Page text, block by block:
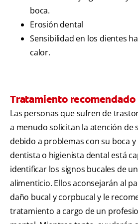
boca.
Erosión dental
Sensibilidad en los dientes
calor.
Tratamiento recomendado
Las personas que sufren de
a menudo solicitan la atención de
debido a problemas con su boca
dentista o higienista dental está
identificar los signos bucales de
alimenticio. Ellos aconsejarán al
daño bucal y corpbucal y le
tratamiento a cargo de un